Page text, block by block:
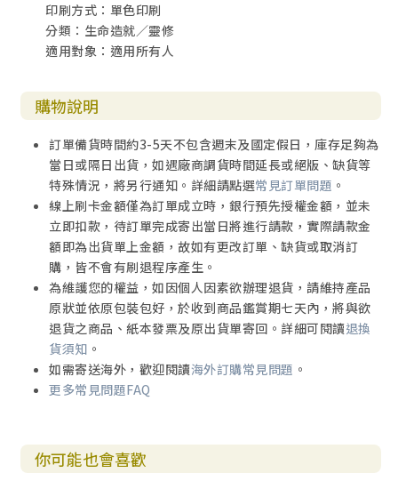
印刷方式：單色印刷
分類：生命造就／靈修
適用對象：適用所有人
購物說明
訂單備貨時間約3-5天不包含週末及國定假日，庫存足夠為
當日或隔日出貨，如遇廠商調貨時間延長或絕版、缺貨等
特殊情況，將另行通知。詳細請點選常見訂單問題 。
線上刷卡金額僅為訂單成立時，銀行預先授權金額，並未
立即扣款，待訂單完成寄出當日將進行請款，實際請款金
額即為出貨單上金額，故如有更改訂單、缺貨或取消訂
購，皆不會有刷退程序產生。
為維護您的權益，如因個人因素欲辦理退貨，請維持產品
原狀並依原包裝包好，於收到商品鑑賞期七天內，將與欲
退貨之商品、紙本發票及原出貨單寄回。詳細可閱讀退換
貨須知 。
如需寄送海外，歡迎閱讀海外訂購常見問題 。
更多常見問題FAQ
你可能也會喜歡